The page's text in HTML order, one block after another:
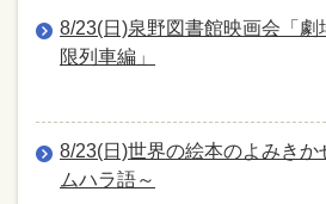
8/23(日)泉野図書館映画会「
限列車編」
8/23(日)世界の絵本のよみき
ムハラ語～